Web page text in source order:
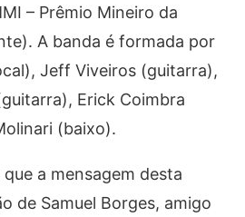
– Prêmio Mineiro da
A banda é formada por
Jeff Viveiros (guitarra),
Erick Coimbra
(baixo).
a mensagem desta
de Samuel Borges, amigo